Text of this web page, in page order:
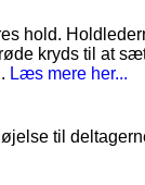
hold.
kryds til at
Læs mere her...
til